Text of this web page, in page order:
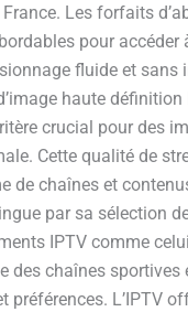
Les forfaits
pour
fluide et
haute
crucial pour des
Cette qualité de
de chaînes et
par sa
IPTV comme
chaînes
L’IPTV